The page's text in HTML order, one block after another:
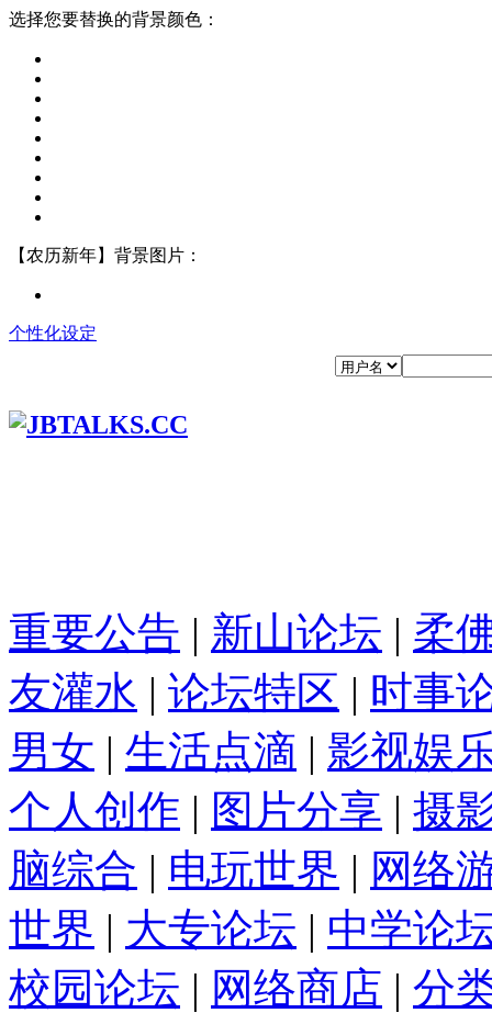
选择您要替换的背景颜色：
【农历新年】背景图片：
个性化设定
重要公告 | 新山论坛 | 柔
友灌水 | 论坛特区 | 时事
男女 | 生活点滴 | 影视娱
个人创作 | 图片分享 | 摄
脑综合 | 电玩世界 | 网络
世界 | 大专论坛 | 中学论
校园论坛 | 网络商店 | 分